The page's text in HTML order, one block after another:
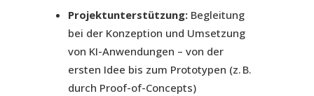
Projektunterstützung:Begleitung
bei der Konzeption und Umsetzung
von KI-Anwendungen – von der
ersten Idee bis zum Prototypen (z. B.
durch Proof-of-Concepts)